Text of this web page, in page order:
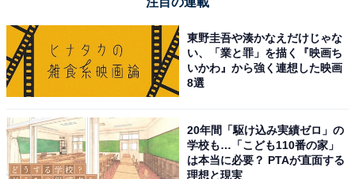
東野圭吾や湊かなえだけじゃな
い、「業と罪」を描く『映画ち
いかわ』から強く連想した映画
8選
20年間「駆け込み実績ゼロ」の
学校も…「こども110番の家」
は本当に必要？ PTAが直面する
理想と現実